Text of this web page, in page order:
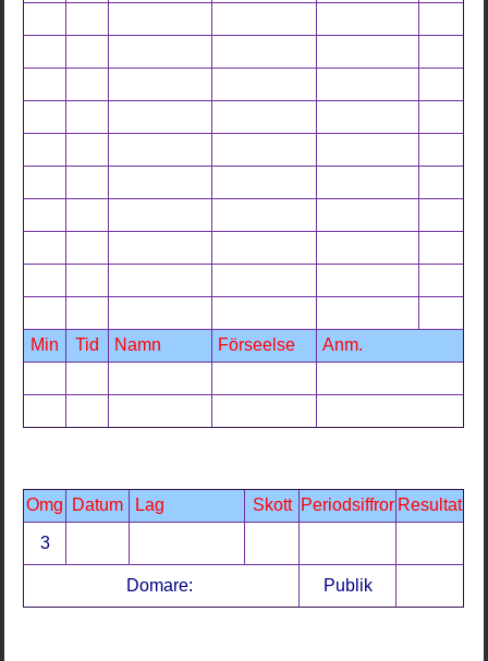
Min Tid Namn Förseelse Anm.
Omg Datum Lag Skott Periodsiffror Resultat
3
Domare: Publik